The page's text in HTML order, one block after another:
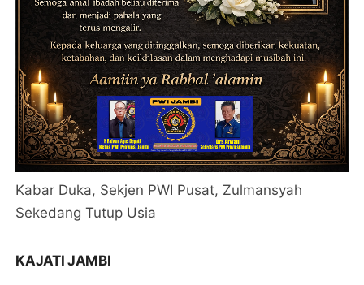
Kabar Duka, Sekjen PWI Pusat, Zulmansyah
Sekedang Tutup Usia
KAJATI JAMBI